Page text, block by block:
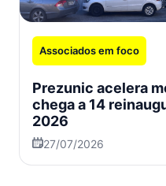
Associados em foco
Prezunic acelera
chega a 14
2026
27/07/2026